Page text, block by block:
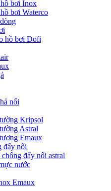
bơi Inox
bơi Waterco
hồ bơi Dofi
nổi
Kripsol
Astral
Emaux
đẩy nổi
đẩy nổi astral
nước
Emaux